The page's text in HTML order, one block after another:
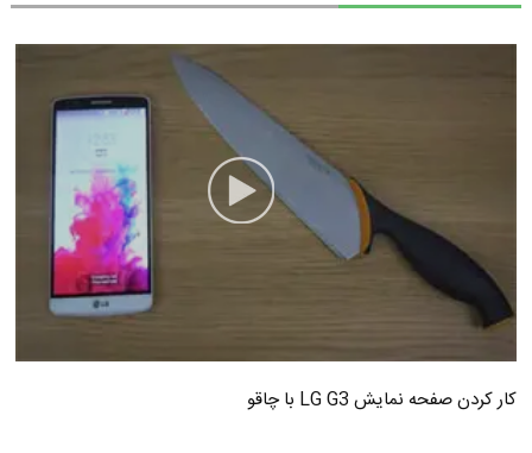
کار کردن صفحه نمایش LG G3 با چاقو